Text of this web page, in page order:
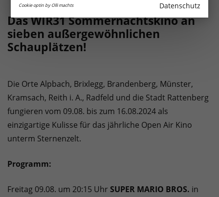
Das WIR31 Sommernachtskino an
sieben außergewöhnlichen
Schauplätzen!
Die Orte Alpbach, Brixlegg, Brandenberg, Münster,
Kramsach, Reith i. A., Radfeld und die Stadt Rattenberg
fungieren vom 09.08. bis zum 16.08.2024 als
einzigartige Kulisse für das jährliche Open Air Kino
unterm Sternenzelt.
Programm:
Freitag 09.08. um 20:15 Uhr SUPER MARIO BROS. in
Cookie optin by Olli machts Datenschutz